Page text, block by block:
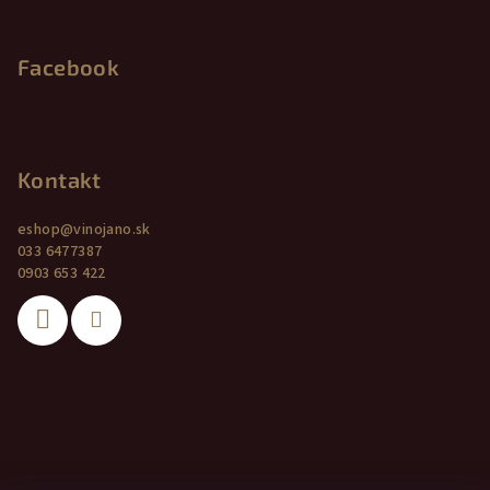
Facebook
Kontakt
eshop@vinojano.sk
033 6477387
0903 653 422